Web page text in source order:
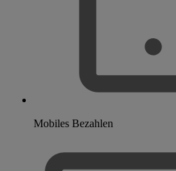
Mobiles Bezahlen